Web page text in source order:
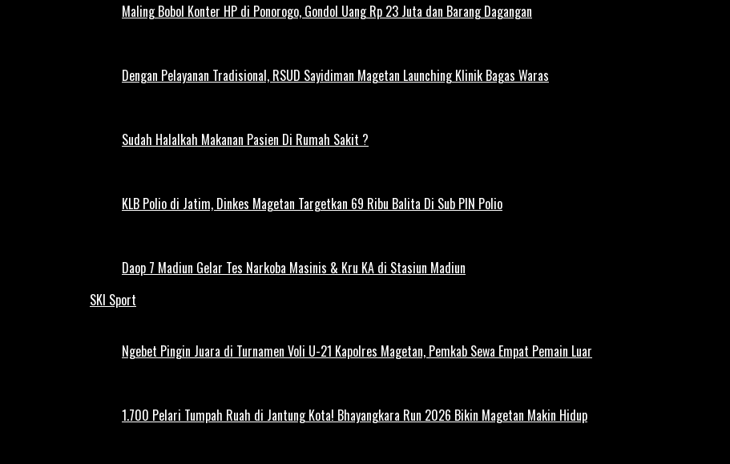
Maling Bobol Konter HP di Ponorogo, Gondol Uang Rp 23 Juta dan Barang Dagangan
Dengan Pelayanan Tradisional, RSUD Sayidiman Magetan Launching Klinik Bagas Waras
Sudah Halalkah Makanan Pasien Di Rumah Sakit ?
KLB Polio di Jatim, Dinkes Magetan Targetkan 69 Ribu Balita Di Sub PIN Polio
Daop 7 Madiun Gelar Tes Narkoba Masinis & Kru KA di Stasiun Madiun
SKI Sport
Ngebet Pingin Juara di Turnamen Voli U-21 Kapolres Magetan, Pemkab Sewa Empat Pemain Luar
1.700 Pelari Tumpah Ruah di Jantung Kota! Bhayangkara Run 2026 Bikin Magetan Makin Hidup